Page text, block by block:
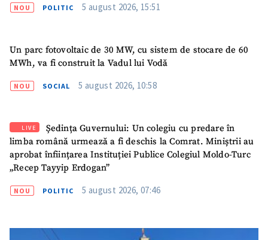
NOU POLITIC 5 august 2026, 15:51
Un parc fotovoltaic de 30 MW, cu sistem de stocare de 60
MWh, va fi construit la Vadul lui Vodă
NOU SOCIAL 5 august 2026, 10:58
LIVE
Ședința Guvernului: Un colegiu cu predare în
limba română urmează a fi deschis la Comrat. Miniștrii au
aprobat înființarea Instituției Publice Colegiul Moldo-Turc
„Recep Tayyip Erdogan”
NOU POLITIC 5 august 2026, 07:46